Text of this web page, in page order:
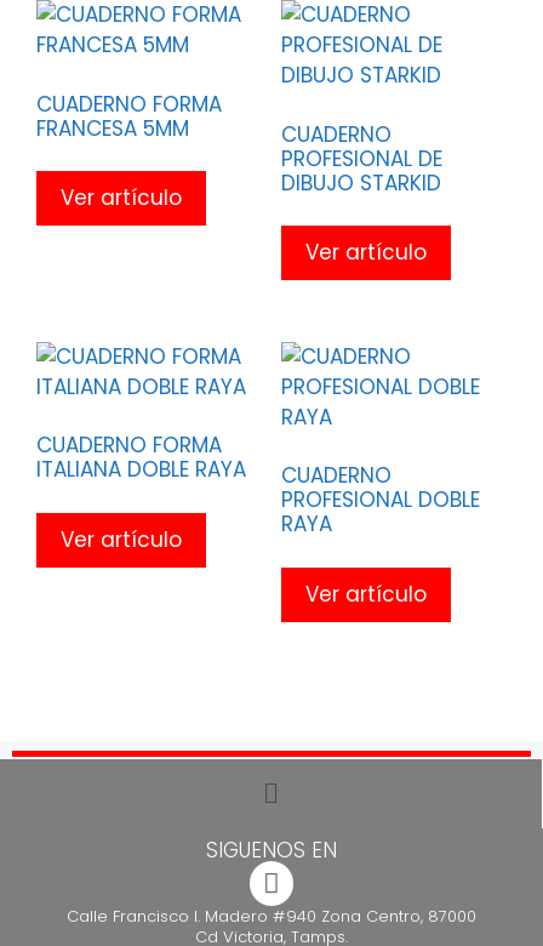
CUADERNO FORMA
FRANCESA 5MM
Ver artículo
CUADERNO
PROFESIONAL DE
DIBUJO STARKID
Ver artículo
CUADERNO FORMA
ITALIANA DOBLE RAYA
Ver artículo
CUADERNO
PROFESIONAL DOBLE
RAYA
Ver artículo
SIGUENOS EN
Calle Francisco I. Madero #940 Zona Centro, 87000
Cd Victoria, Tamps.